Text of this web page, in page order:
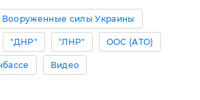
Вооруженные силы Украины
"ДНР" "ЛНР" ООС (АТО)
Видео